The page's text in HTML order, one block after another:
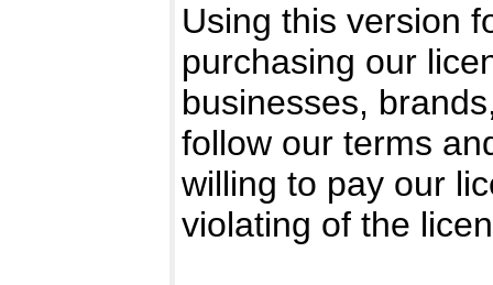
Using this version
purchasing our
businesses,
follow our terms
willing to pay our
violating of the